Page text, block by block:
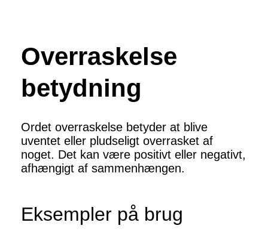
Overraskelse
betydning
Ordet overraskelse betyder at blive
uventet eller pludseligt overrasket af
noget. Det kan være positivt eller negativt,
afhængigt af sammenhængen.
Eksempler på brug